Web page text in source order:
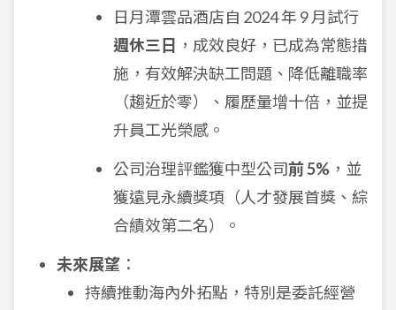
日月潭雲品酒店自 2024 年 9 月試行
週休三日 ，成效良好，已成為常態措
施，有效解決缺工問題、降低離職率
（趨近於零）、履歷量增十倍，並提
升員工光榮感。
公司治理評鑑獲中型公司前 5% ，並
獲遠見永續獎項（人才發展首獎、綜
合績效第二名）。
未來展望 ：
持續推動海內外拓點，特別是委託經營